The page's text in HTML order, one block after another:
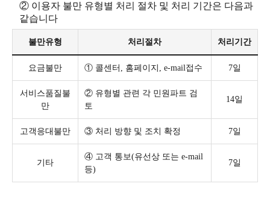
② 이용자 불만 유형별 처리 절차 및 처리 기간은 다음과
같습니다
불만유형 처리절차 처리기간
요금불만 ① 콜센터, 홈페이지, e-mail접수 7일
서비스품질불
만
② 유형별 관련 각 민원파트 검
토
14일
고객응대불만 ③ 처리 방향 및 조치 확정 7일
기타
④ 고객 통보(유선상 또는 e-mail
등)
7일